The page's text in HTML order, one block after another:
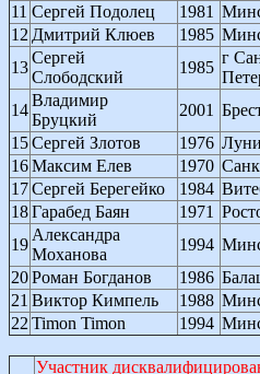
11 Сергей Подолец 1981
12 Дмитрий Клюев 1985
13
Сергей
Слободский
1985
г
14
Владимир
Бруцкий
2001
15Сергей Злотов 1976
16Максим Елев 1970
17Сергей Берегейко 1984
18Гарабед Баян 1971
19
Александра
Моханова
1994
20Роман Богданов 1986
21 Виктор Кимпель 1988
22 Timon Timon 1994
Участник